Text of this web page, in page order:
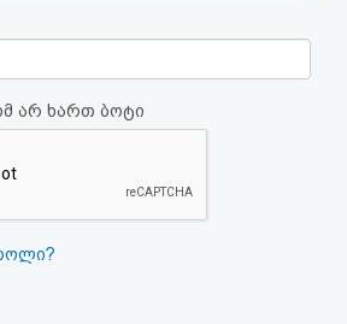
არ ხართ ბოტი